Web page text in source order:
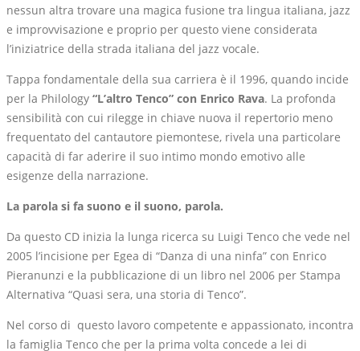
nessun altra trovare una magica fusione tra lingua italiana, jazz
e improvvisazione e proprio per questo viene considerata
l’iniziatrice della strada italiana del jazz vocale.
Tappa fondamentale della sua carriera è il 1996, quando incide
per la Philology “L’altro Tenco” con Enrico Rava. La profonda
sensibilità con cui rilegge in chiave nuova il repertorio meno
frequentato del cantautore piemontese, rivela una particolare
capacità di far aderire il suo intimo mondo emotivo alle
esigenze della narrazione.
La parola si fa suono e il suono, parola.
Da questo CD inizia la lunga ricerca su Luigi Tenco che vede nel
2005 l’incisione per Egea di “Danza di una ninfa” con Enrico
Pieranunzi e la pubblicazione di un libro nel 2006 per Stampa
Alternativa “Quasi sera, una storia di Tenco”.
Nel corso di questo lavoro competente e appassionato, incontra
la famiglia Tenco che per la prima volta concede a lei di